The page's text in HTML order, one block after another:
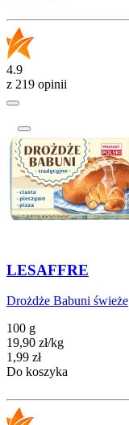
4.9
z 219 opinii
LESAFFRE
Drożdże Babuni świeże
100 g
19,90 zł/kg
Cena
1,99 zł
Do koszyka